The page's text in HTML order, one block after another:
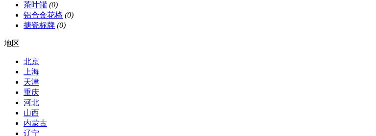
茶叶罐 (0)
铝合金花格 (0)
搪瓷标牌 (0)
地区
北京
上海
天津
重庆
河北
山西
内蒙古
辽宁